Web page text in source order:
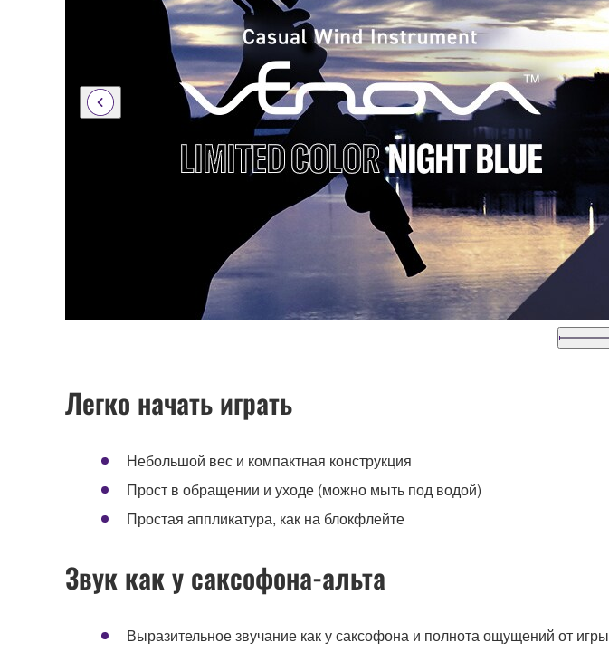
Легко начать играть
Небольшой вес и компактная конструкция
Прост в обращении и уходе (можно мыть под водой)
Простая аппликатура, как на блокфлейте
Звук как у саксофона-альта
Выразительное звучание как у саксофона и полнота ощущений от игры